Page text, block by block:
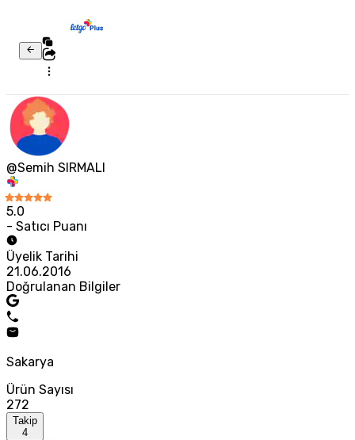
@Semih SIRMALI
5.0
- Satıcı Puanı
Üyelik Tarihi
21.06.2016
Doğrulanan Bilgiler
Sakarya
Ürün Sayısı
272
Takip
4